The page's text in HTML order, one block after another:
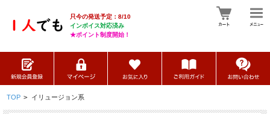
只今の発送予定：8/10
インボイス対応済み
★ポイント制度開始！
TOP > イリュージョン系